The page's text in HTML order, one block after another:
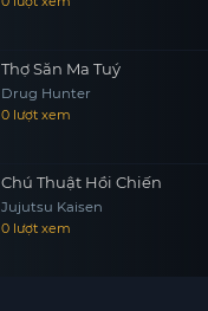
Thợ Săn Ma Tuý
Drug Hunter
0 lượt xem
Chú Thuật Hồi Chiến
Jujutsu Kaisen
0 lượt xem